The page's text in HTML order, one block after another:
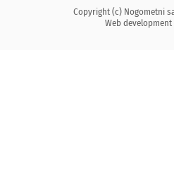
Copyright (c) Nogometni
Web development